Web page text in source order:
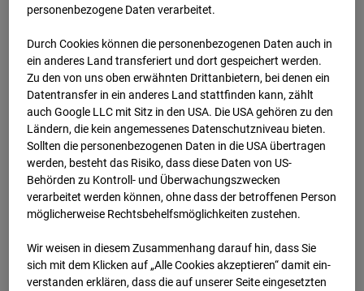
05.01.2026 07:00
personenbezogene Daten verarbeitet.
Durch Cookies können die personenbezogenen Daten auch in
ein anderes Land transferiert und dort gespeichert werden.
Zu den von uns oben erwähnten Drittanbietern, bei denen ein
Datentransfer in ein anderes Land stattfinden kann, zählt
auch Google LLC mit Sitz in den USA. Die USA gehören zu den
Ländern, die kein angemessenes Datenschutzniveau bieten.
Sollten die personenbezogenen Daten in die USA übertragen
werden, besteht das Risiko, dass diese Daten von US-
Behörden zu Kontroll- und Überwachungszwecken
verarbeitet werden können, ohne dass der betroffenen Person
möglicherweise Rechtsbehelfsmöglichkeiten zustehen.
Wir weisen in diesem Zusammenhang darauf hin, dass Sie
sich mit dem Klicken auf „Alle Cookies akzeptieren“ damit ein­
ver­standen erklären, dass die auf unserer Seite eingesetzten